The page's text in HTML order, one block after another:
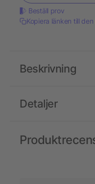
Beställ prov
Kopiera länken till
Detaljer
Beskrivning